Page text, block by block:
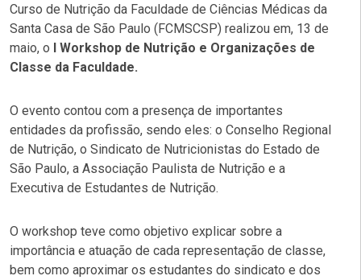
Curso de Nutrição da Faculdade de Ciências Médicas da
Santa Casa de São Paulo (FCMSCSP) realizou em, 13 de
maio, o I Workshop de Nutrição e Organizações de
Classe da Faculdade.
O evento contou com a presença de importantes
entidades da profissão, sendo eles: o Conselho Regional
de Nutrição, o Sindicato de Nutricionistas do Estado de
São Paulo, a Associação Paulista de Nutrição e a
Executiva de Estudantes de Nutrição.
O workshop teve como objetivo explicar sobre a
importância e atuação de cada representação de classe,
bem como aproximar os estudantes do sindicato e dos